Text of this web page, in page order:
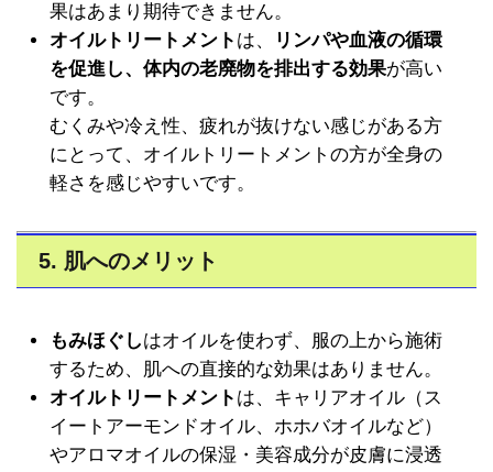
果はあまり期待できません。
オイルトリートメント は、
リンパや血液の循環
を促進し、体内の老廃物を排出する効果が高い
です。
むくみや冷え性、疲れが抜けない感じがある方
にとって、オイルトリートメントの方が全身の
軽さを感じやすいです。
5. 肌へのメリット
もみほぐしはオイルを使わず、服の上から施術
するため、肌への直接的な効果はありません。
オイルトリートメント は、キャリアオイル（ス
イートアーモンドオイル、ホホバオイルなど）
やアロマオイルの保湿・美容成分が皮膚に浸透